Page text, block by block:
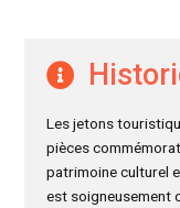
Les jetons
pièces
patrimoine culturel
est soigneusement